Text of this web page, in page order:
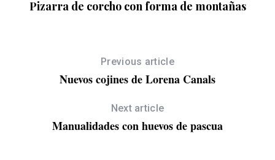
Pizarra de corcho con forma de montañas
Previous article
Nuevos cojines de Lorena Canals
Next article
Manualidades con huevos de pascua